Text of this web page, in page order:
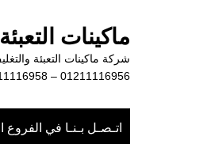
ماكينات
01211116956 – 01211116958
اتـصـل بـنـا في الفروع